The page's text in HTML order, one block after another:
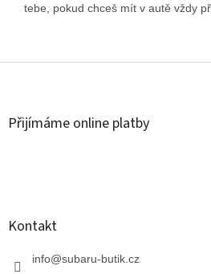
tebe, pokud chceš mít v autě vždy
Z
Přijímáme online platby
Kontakt
info@subaru-butik.cz